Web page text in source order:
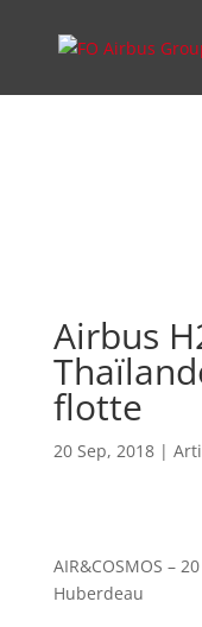
Airbus
flotte
20 Sep, 2018|
AIR&COSMOS –
Huberdeau